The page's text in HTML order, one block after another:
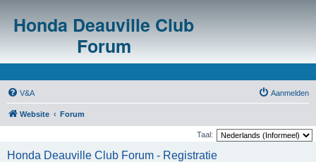
Honda Deauville Club
Forum
V&A Aanmelden
Website Forum
Taal:
Honda Deauville Club Forum - Registratie